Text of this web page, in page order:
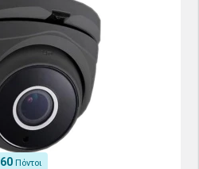
60 Πόντοι